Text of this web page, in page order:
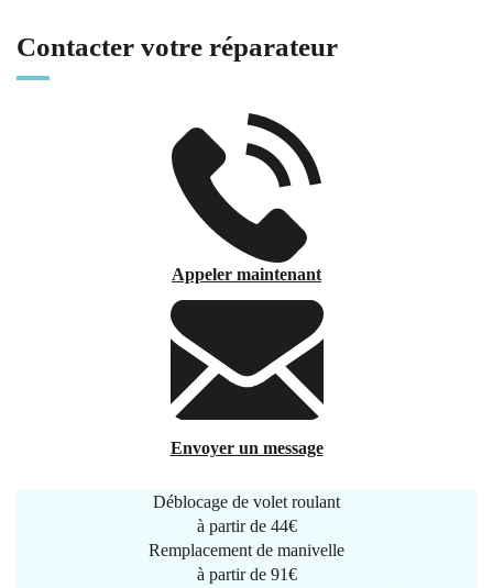
Contacter votre réparateur
Appeler maintenant
Envoyer un message
Déblocage de volet roulant
à partir de 44€
Remplacement de manivelle
à partir de 91€